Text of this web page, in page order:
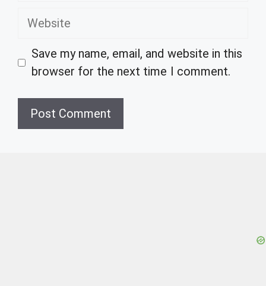
Website
Save my name, email, and website in this
browser for the next time I comment.